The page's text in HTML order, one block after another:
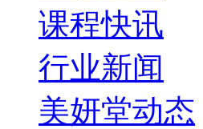
课程快讯
行业新闻
美妍堂动态